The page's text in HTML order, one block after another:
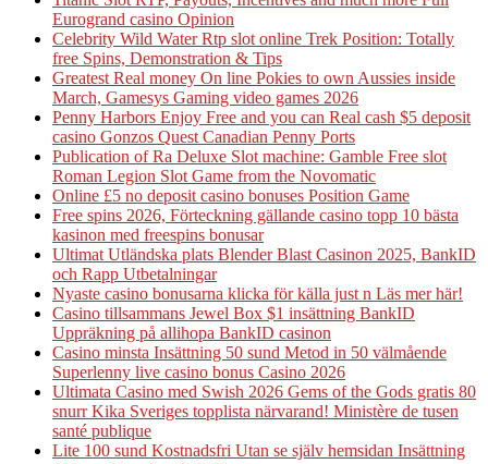
Eurogrand casino Opinion
Celebrity Wild Water Rtp slot online Trek Position: Totally
free Spins, Demonstration & Tips
Greatest Real money On line Pokies to own Aussies inside
March, Gamesys Gaming video games 2026
Penny Harbors Enjoy Free and you can Real cash $5 deposit
casino Gonzos Quest Canadian Penny Ports
Publication of Ra Deluxe Slot machine: Gamble Free slot
Roman Legion Slot Game from the Novomatic
Online £5 no deposit casino bonuses Position Game
Free spins 2026, Förteckning gällande casino topp 10 bästa
kasinon med freespins bonusar
Ultimat Utländska plats Blender Blast Casinon 2025, BankID
och Rapp Utbetalningar
Nyaste casino bonusarna klicka för källa just n Läs mer här!
Casino tillsammans Jewel Box $1 insättning BankID
Uppräkning på allihopa BankID casinon
Casino minsta Insättning 50 sund Metod in 50 välmående
Superlenny live casino bonus Casino 2026
Ultimata Casino med Swish 2026 Gems of the Gods gratis 80
snurr Kika Sveriges topplista närvarand! Ministère de tusen
santé publique
Lite 100 sund Kostnadsfri Utan se själv hemsidan Insättning